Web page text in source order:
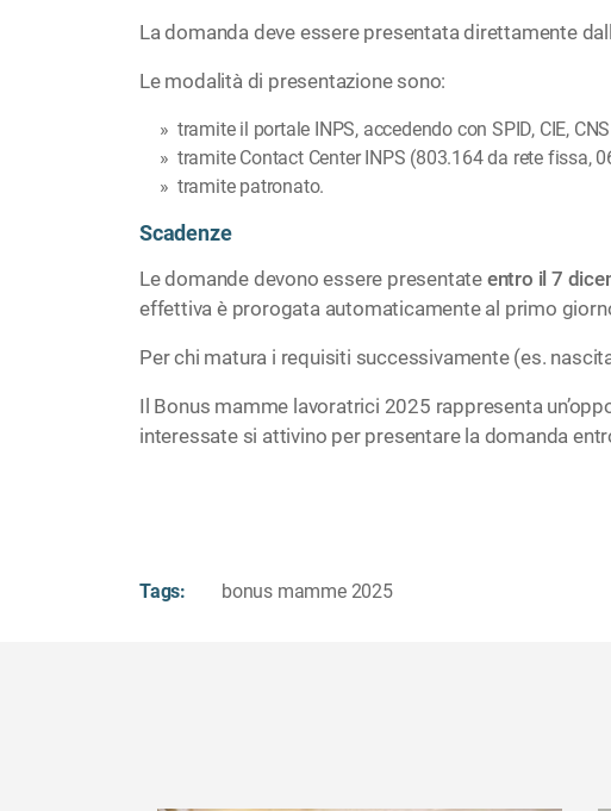
La domanda deve essere presentata direttamente
Le modalità di presentazione sono:
tramite il portale INPS, accedendo con SPID, CIE,
tramite Contact Center INPS (803.164 da rete fissa,
tramite patronato.
Scadenze
Le domande devono essere presentate entro il 7
effettiva è prorogata automaticamente al primo
Per chi matura i requisiti successivamente (es.
Il Bonus mamme lavoratrici 2025 rappresenta
interessate si attivino per presentare la domanda
Tags: bonus mamme 2025